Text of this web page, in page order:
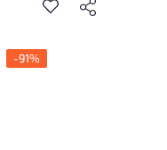
-91%